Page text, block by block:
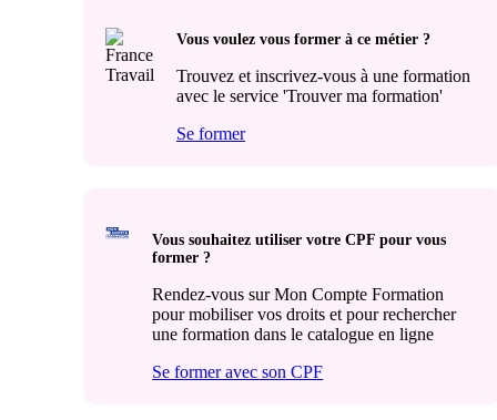
Vous voulez vous former à ce métier ?
Trouvez et inscrivez-vous à une formation
avec le service 'Trouver ma formation'
Se former
Vous souhaitez utiliser votre CPF pour vous
former ?
Rendez-vous sur Mon Compte Formation
pour mobiliser vos droits et pour rechercher
une formation dans le catalogue en ligne
Se former avec son CPF